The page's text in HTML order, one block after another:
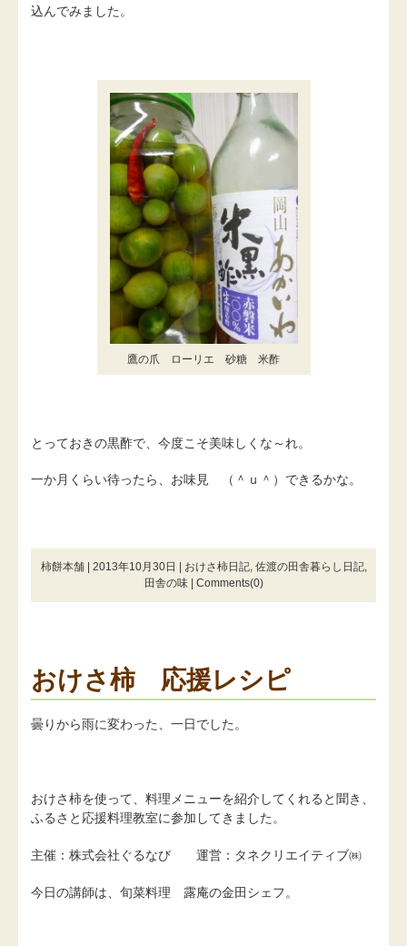
込んでみました。
鷹の爪 ローリエ 砂糖 米酢
とっておきの黒酢で、今度こそ美味しくな～れ。
一か月くらい待ったら、お味見 （＾ｕ＾）できるかな。
柿餅本舗 | 2013年10月30日 | おけさ柿日記, 佐渡の田舎暮らし日記,
田舎の味| Comments(0)
おけさ柿 応援レシピ
曇りから雨に変わった、一日でした。
おけさ柿を使って、料理メニューを紹介してくれると聞き、
ふるさと応援料理教室に参加してきました。
主催：株式会社ぐるなび 運営：タネクリエイティブ㈱
今日の講師は、旬菜料理 露庵の金田シェフ。